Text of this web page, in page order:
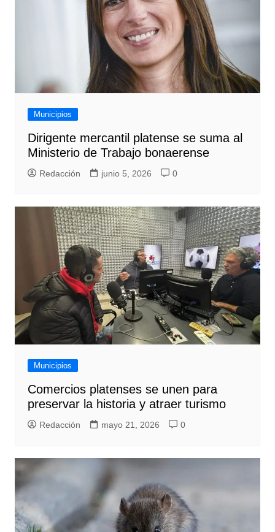
Municipios
Dirigente mercantil platense se suma al
Ministerio de Trabajo bonaerense
Redacción junio 5, 2026 0
Municipios
Comercios platenses se unen para
preservar la historia y atraer turismo
Redacción mayo 21, 2026 0